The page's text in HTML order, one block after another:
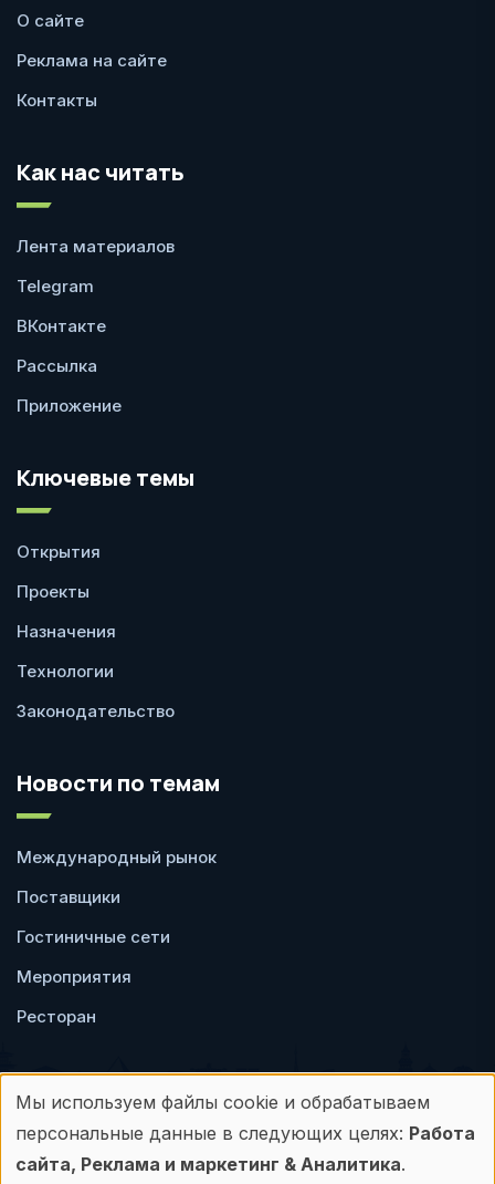
О сайте
Реклама на сайте
Контакты
Как нас читать
Лента материалов
Telegram
ВКонтакте
Рассылка
Приложение
Ключевые темы
Открытия
Проекты
Назначения
Технологии
Законодательство
Новости по темам
Международный рынок
Поставщики
Гостиничные сети
Мероприятия
Ресторан
Пользовательское
соглашение
Политика
конфиденциальности
Использование
персональных
Мы используем файлы cookie и обрабатываем
персональные данные в следующих целях: Работа
сайта, Реклама и маркетинг & Аналитика.